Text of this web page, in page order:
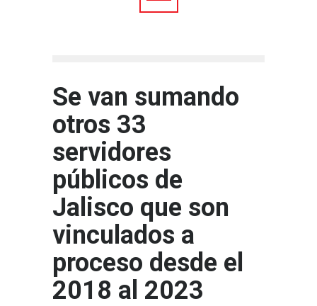
Se van sumando
otros 33
servidores
públicos de
Jalisco que son
vinculados a
proceso desde el
2018 al 2023